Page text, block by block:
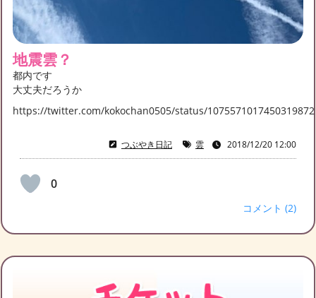
地震雲？
都内です
大丈夫だろうか
https://twitter.com/kokochan0505/status/1075571017450319872
つぶやき日記 雲 2018/12/20 12:00
0
コメント (2)